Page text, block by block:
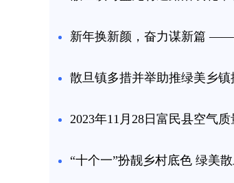
新年换新颜，奋力谋新篇
散旦镇多措并举助推绿美乡镇
2023年11月28日富民县空气质
“十个一”扮靓乡村底色 绿美